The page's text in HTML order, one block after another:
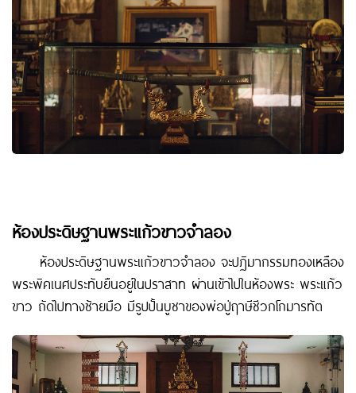
ห้องประดิษฐานพระแก้วขาวจำลอง
ห้องประดิษฐานพระแก้วขาวจำลอง จะปฏิมากรรมทองเหลือง
พระพิคเนศประทับยืนอยู่ในปราสาท ผ่านเข้าไปในห้องพระ พระแก้ว
ขาว ถัดไปทางซ้ายมือ มีรูปปั้นบูชาของพ่อปู่ฤาษีชีวกโกมารทัต